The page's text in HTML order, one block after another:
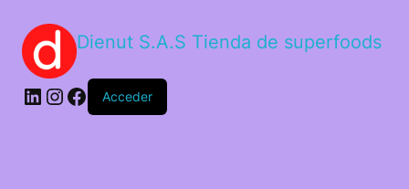
Dienut S.A.S Tienda de superfoods
Acceder